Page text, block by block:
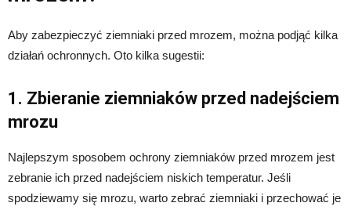
Aby zabezpieczyć ziemniaki przed mrozem, można podjąć kilka
działań ochronnych. Oto kilka sugestii:
1. Zbieranie ziemniaków przed nadejściem
mrozu
Najlepszym sposobem ochrony ziemniaków przed mrozem jest
zebranie ich przed nadejściem niskich temperatur. Jeśli
spodziewamy się mrozu, warto zebrać ziemniaki i przechować je